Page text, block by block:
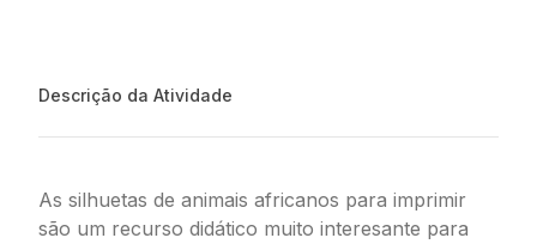
Descrição da Atividade
As silhuetas de animais africanos para imprimir
são um recurso didático muito interesante para